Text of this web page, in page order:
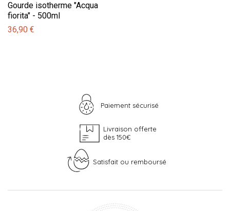
Gourde isotherme "Acqua
fiorita" - 500ml
36,90 €
Paiement sécurisé
Livraison offerte
dès 150€
Satisfait ou remboursé